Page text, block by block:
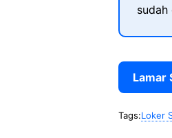
Lamar
Tags:Loker